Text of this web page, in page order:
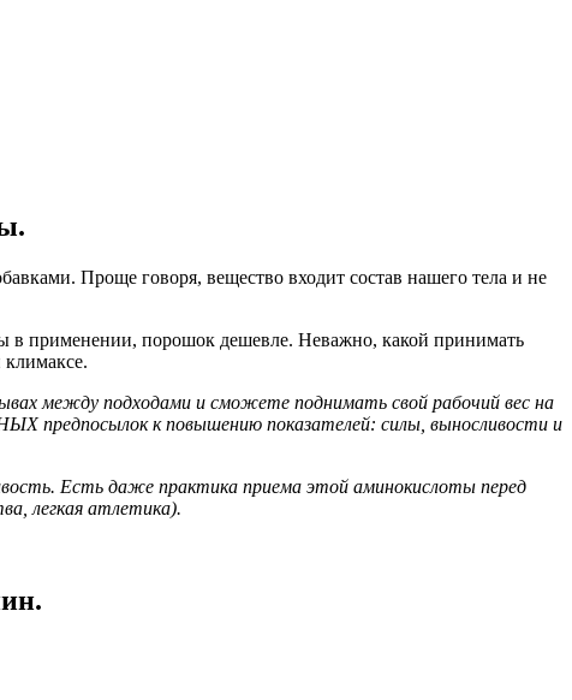
Проще говоря, вещество входит состав нашего тела и не
в применении, порошок дешевле. Неважно, какой принимать
между подходами и сможете поднимать свой рабочий вес на
предпосылок к повышению показателей: силы, выносливости и
Есть даже практика приема этой аминокислоты перед
легкая атлетика).